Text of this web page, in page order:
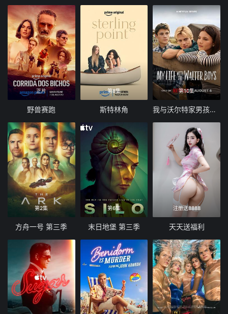
正片
野兽赛跑
第8集
斯特林角
第10集
我与沃尔特家男孩的生活 第三季
第2集
方舟一号 第三季
第6集
末日地堡 第三季
注册送8888
天天送福利